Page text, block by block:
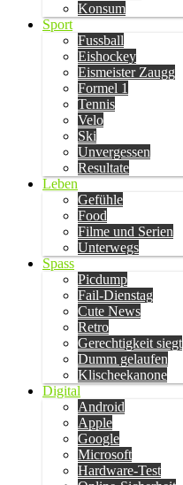
Konsum
Sport
Fussball
Eishockey
Eismeister Zaugg
Formel 1
Tennis
Velo
Ski
Unvergessen
Resultate
Leben
Gefühle
Food
Filme und Serien
Unterwegs
Spass
Picdump
Fail-Dienstag
Cute News
Retro
Gerechtigkeit siegt
Dumm gelaufen
Klischeekanone
Digital
Android
Apple
Google
Microsoft
Hardware-Test